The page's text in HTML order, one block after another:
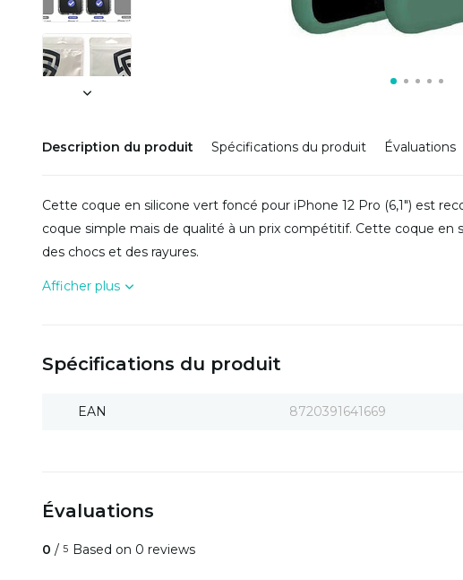
Description du produit Spécifications du produit Évaluations
Cette coque en silicone vert foncé pour iPhone 12 Pro (6,1") est
coque simple mais de qualité à un prix compétitif. Cette coque en
des chocs et des rayures.
Afficher plus
Spécifications du produit
EAN 8720391641669
Évaluations
0 / 5 Based on 0 reviews